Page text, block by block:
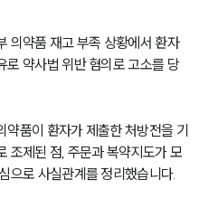
의약품 재고 부족 상황에서 환자
로 약사법 위반 혐의로 고소를 당
품이 환자가 제출한 처방전을 기
조제된 점, 주문과 복약지도가 모
으로 사실관계를 정리했습니다.